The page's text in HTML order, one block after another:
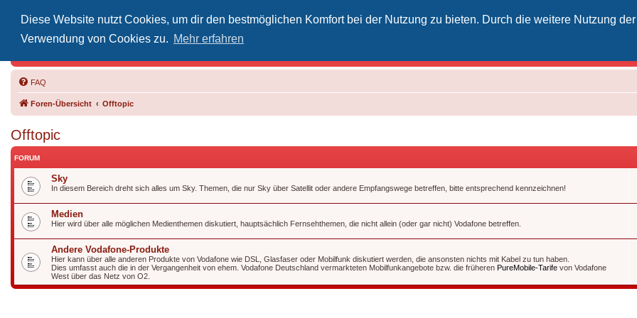
Diese Website nutzt Cookies, um dir den bestmöglichen Komfort bei der Nutzung zu bieten. Durch die weitere Nutzung
Verwendung von Cookies zu. Mehr erfahren
FAQ
Foren-Übersicht Offtopic
Offtopic
FORUM
Sky
In diesem Bereich dreht sich alles um Sky. Themen, die nur Sky über Satellit oder andere Empfangswege betreffen, bitte entsprechend kennzeichnen!
Medien
Hier wird über alle möglichen Medienthemen diskutiert, hauptsächlich Fernsehthemen, die nicht allein (oder gar nicht) Vodafone betreffen.
Andere Vodafone-Produkte
Hier kann über alle anderen Produkte von Vodafone wie DSL, Glasfaser oder Mobilfunk diskutiert werden, die ansonsten nichts mit Kabel zu tun haben.
Dies umfasst auch die in der Vergangenheit von ehem. Vodafone Deutschland vermarkteten Mobilfunkangebote bzw. die früheren PureMobile-Tarife von Vodafone
West über das Netz von O2.